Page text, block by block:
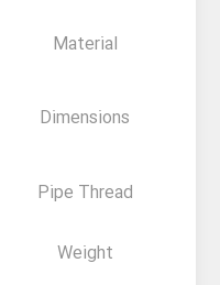
Material
Dimensions
Pipe Thread
Weight